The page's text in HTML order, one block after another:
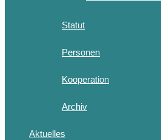
Statut
Personen
Kooperation
Archiv
Aktuelles